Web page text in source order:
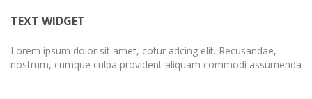
TEXT WIDGET
Lorem ipsum dolor sit amet, cotur adcing elit. Recusandae,
nostrum, cumque culpa provident aliquam commodi assumenda